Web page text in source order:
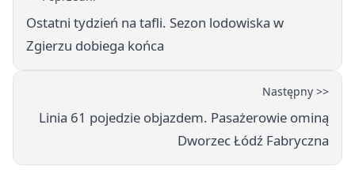
Ostatni tydzień na tafli. Sezon lodowiska w
Zgierzu dobiega końca
Następny >>
Linia 61 pojedzie objazdem. Pasażerowie ominą
Dworzec Łódź Fabryczna